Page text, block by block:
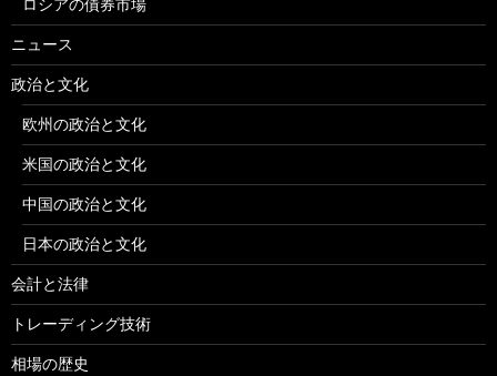
ロシアの債券市場
ニュース
政治と文化
欧州の政治と文化
米国の政治と文化
中国の政治と文化
日本の政治と文化
会計と法律
トレーディング技術
相場の歴史